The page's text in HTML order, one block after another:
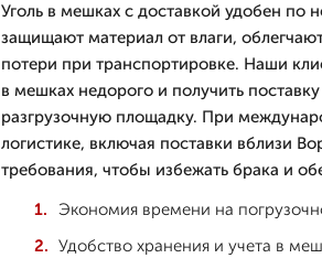
Уголь в мешках с доставкой удобен по
защищают материал от влаги,
потери при транспортировке. Наши
в мешках недорого и получить
разгрузочную площадку. При
логистике, включая поставки вблизи
требования, чтобы избежать брака и
Экономия времени на
Удобство хранения и учета в